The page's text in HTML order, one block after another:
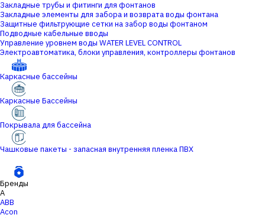
Закладные трубы и фитинги для фонтанов
Закладные элементы для забора и возврата воды фонтана
Защитные фильтрующие сетки на забор воды фонтаном
Подводные кабельные вводы
Управление уровнем воды WATER LEVEL CONTROL
Электроавтоматика, блоки управления, контроллеры фонтанов
Каркасные бассейны
Каркасные Бассейны
Покрывала для бассейна
Чашковые пакеты - запасная внутренняя пленка ПВХ
Бренды
A
ABB
Acon